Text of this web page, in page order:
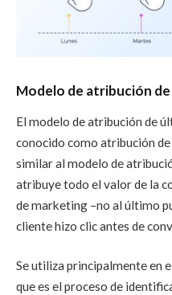
Modelo de atribución
El modelo de atribución de
conocido como atribución
similar al modelo de
atribuye todo el valor de la
de marketing –no al último
cliente hizo clic antes de
Se utiliza principalmente en
que es el proceso de